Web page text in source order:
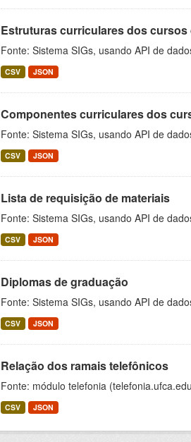
Estruturas curriculares dos cursos
Fonte: Sistema SIGs, usando API de
CSV JSON
Componentes curriculares dos
Fonte: Sistema SIGs, usando API de
CSV JSON
Lista de requisição de materiais
Fonte: Sistema SIGs, usando API de
CSV JSON
Diplomas de graduação
Fonte: Sistema SIGs, usando API de
CSV JSON
Relação dos ramais telefônicos
Fonte: módulo telefonia
CSV JSON